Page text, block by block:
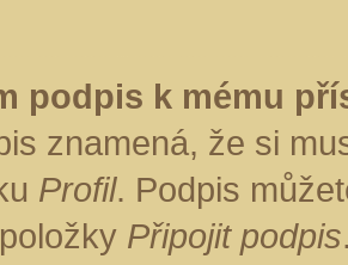
podpis k mému
znamená, že si
Profil. Podpis
Připojit podpis